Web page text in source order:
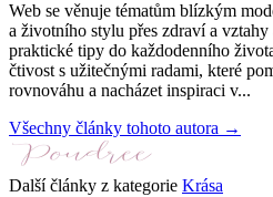
Web se věnuje tématům blízkým
a životního stylu přes zdraví a
praktické tipy do každodenního
čtivost s užitečnými radami, které
rovnováhu a nacházet inspiraci v...
Všechny články tohoto autora →
Další články z kategorie Krása